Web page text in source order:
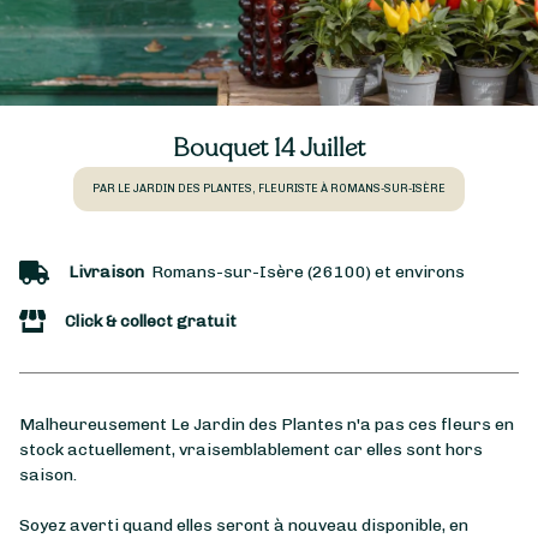
Bouquet 14 Juillet
PAR LE JARDIN DES PLANTES, FLEURISTE À ROMANS-SUR-ISÈRE
Livraison Romans-sur-Isère (26100) et environs
Click & collect gratuit
Malheureusement Le Jardin des Plantes n'a pas ces fleurs en
stock actuellement, vraisemblablement car elles sont hors
saison.
Soyez averti quand elles seront à nouveau disponible, en